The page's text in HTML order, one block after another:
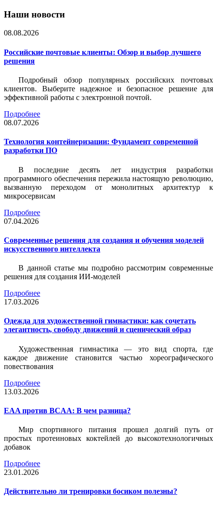
Наши новости
08.08.2026
Российские почтовые клиенты: Обзор и выбор лучшего
решения
Подробный обзор популярных российских почтовых
клиентов. Выберите надежное и безопасное решение для
эффективной работы с электронной почтой.
Подробнее
08.07.2026
Технология контейнеризации: Фундамент современной
разработки ПО
В последние десять лет индустрия разработки
программного обеспечения пережила настоящую революцию,
вызванную переходом от монолитных архитектур к
микросервисам
Подробнее
07.04.2026
Современные решения для создания и обучения моделей
искусственного интеллекта
В данной статье мы подробно рассмотрим современные
решения для создания ИИ-моделей
Подробнее
17.03.2026
Одежда для художественной гимнастики: как сочетать
элегантность, свободу движений и сценический образ
Художественная гимнастика — это вид спорта, где
каждое движение становится частью хореографического
повествования
Подробнее
13.03.2026
EAA против BCAA: В чем разница?
Мир спортивного питания прошел долгий путь от
простых протеиновых коктейлей до высокотехнологичных
добавок
Подробнее
23.01.2026
Действительно ли тренировки босиком полезны?